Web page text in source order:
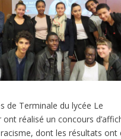
de Terminale du lycée Le
ont réalisé un concours
dont les résultats ont